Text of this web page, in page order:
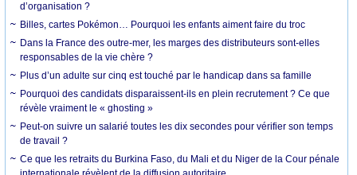
d’organisation ?
Billes, cartes Pokémon… Pourquoi les enfants aiment faire du troc
Dans la France des outre-mer, les marges des distributeurs sont-elles
responsables de la vie chère ?
Plus d’un adulte sur cinq est touché par le handicap dans sa famille
Pourquoi des candidats disparaissent-ils en plein recrutement ? Ce que
révèle vraiment le « ghosting »
Peut-on suivre un salarié toutes les dix secondes pour vérifier son temps
de travail ?
Ce que les retraits du Burkina Faso, du Mali et du Niger de la Cour pénale